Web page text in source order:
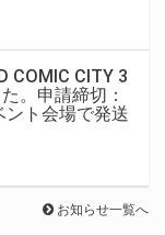
COMIC CITY 3
。申請締切：
ト会場で発送
お知らせ一覧へ